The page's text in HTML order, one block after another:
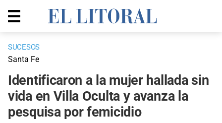
SUCESOS
Santa Fe
Identificaron a la mujer hallada sin
vida en Villa Oculta y avanza la
pesquisa por femicidio